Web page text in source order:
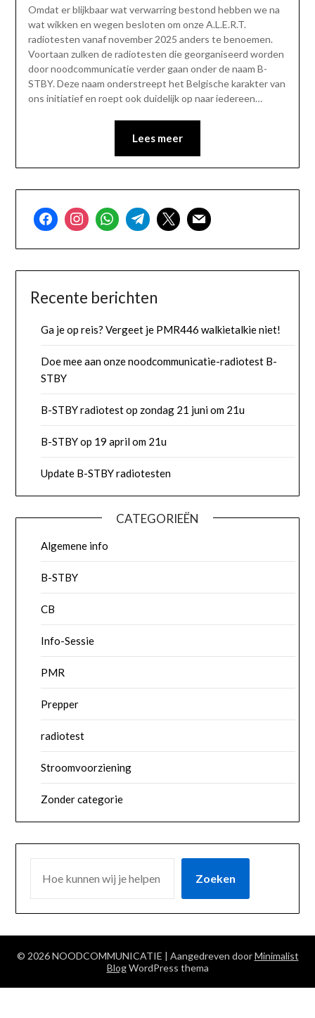
Omdat er blijkbaar wat verwarring bestond hebben we na
wat wikken en wegen besloten om onze A.L.E.R.T.
radiotesten vanaf november 2025 anders te benoemen.
Voortaan zulken de radiotesten die georganiseerd worden
door noodcommunicatie verder gaan onder de naam B-
STBY. Deze naam onderstreept het Belgische karakter van
ons initiatief en roept ook duidelijk op naar iedereen…
Lees meer
Recente berichten
Ga je op reis? Vergeet je PMR446 walkietalkie niet!
Doe mee aan onze noodcommunicatie-radiotest B-
STBY
B-STBY radiotest op zondag 21 juni om 21u
B-STBY op 19 april om 21u
Update B-STBY radiotesten
CATEGORIEËN
Algemene info
B-STBY
CB
Info-Sessie
PMR
Prepper
radiotest
Stroomvoorziening
Zonder categorie
Zoeken
© 2026 NOODCOMMUNICATIE | Aangedreven doorMinimalist
BlogWordPress thema